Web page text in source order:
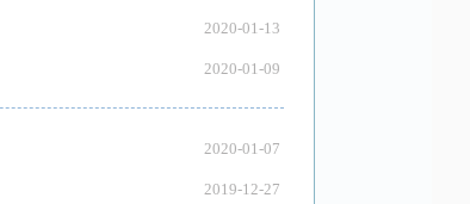
2020-01-13
2020-01-09
2020-01-07
2019-12-27